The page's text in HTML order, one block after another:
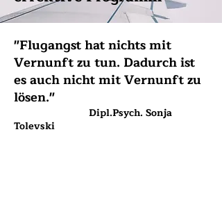
"Flugangst hat nichts mit
Vernunft zu tun. Dadurch ist
es auch nicht mit Vernunft zu
lösen."
Dipl.Psych. Sonja
Tolevski